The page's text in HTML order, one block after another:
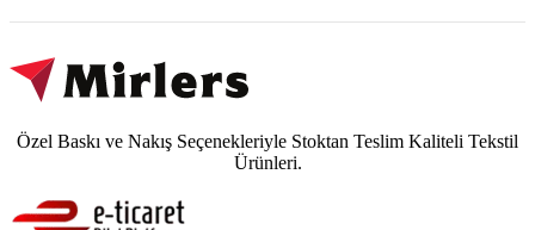
Özel Baskı ve Nakış Seçenekleriyle Stoktan Teslim Kaliteli Tekstil
Ürünleri.